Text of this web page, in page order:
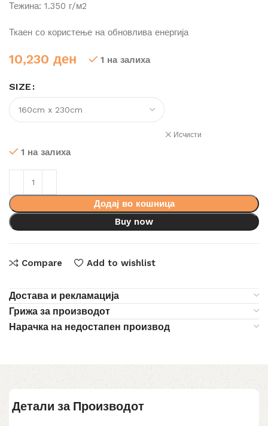
Тежина: 1.350 г/м2
Ткаен со користење на обновлива енергија
10,230 ден 1 на залиха
SIZE
Исчисти
1 на залиха
Додај во кошница
Buy now
Compare Add to wishlist
Достава и рекламација
Грижа за производот
Нарачка на недостапен производ
Детали за Производот